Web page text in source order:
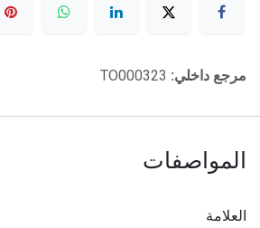
مرجع داخلي: TO000323
المواصفات
العلامة